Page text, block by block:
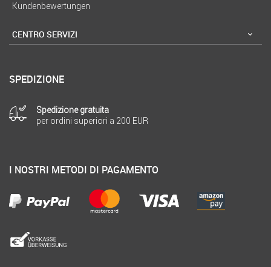
Kundenbewertungen
CENTRO SERVIZI
SPEDIZIONE
Spedizione gratuita
per ordini superiori a 200 EUR
I NOSTRI METODI DI PAGAMENTO